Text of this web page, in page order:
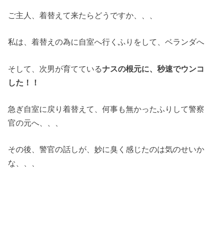
ご主人、着替えて来たらどうですか、、、
私は、着替えの為に自室へ行くふりをして、ベランダへ
そして、次男が育てているナスの根元に、秒速でウンコ
した！！
急ぎ自室に戻り着替えて、何事も無かったふりして警察
官の元へ、、、
その後、警官の話しが、妙に臭く感じたのは気のせいか
な、、、